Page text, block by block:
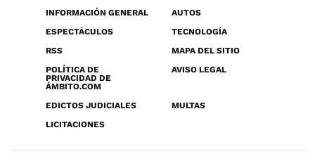
INFORMACIÓN GENERAL
AUTOS
ESPECTÁCULOS
TECNOLOGÍA
RSS
MAPA DEL SITIO
POLÍTICA DE
PRIVACIDAD DE
ÁMBITO.COM
AVISO LEGAL
EDICTOS JUDICIALES
MULTAS
LICITACIONES